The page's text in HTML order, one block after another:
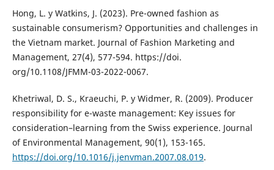
Hong, L. y Watkins, J. (2023). Pre-owned fashion as
sustainable consumerism? Opportunities and challenges in
the Vietnam market. Journal of Fashion Marketing and
Management, 27(4), 577-594. https://doi.
org/10.1108/JFMM-03-2022-0067.
Khetriwal, D. S., Kraeuchi, P. y Widmer, R. (2009). Producer
responsibility for e-waste management: Key issues for
consideration–learning from the Swiss experience. Journal
of Environmental Management, 90(1), 153-165.
https://doi.org/10.1016/j.jenvman.2007.08.019.